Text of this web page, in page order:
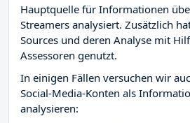
Hauptquelle für Informationen
Streamers analysiert. Zusätzlich
Sources und deren Analyse mit
Assessoren genutzt.
In einigen Fällen versuchen wir
Social-Media-Konten als
analysieren: